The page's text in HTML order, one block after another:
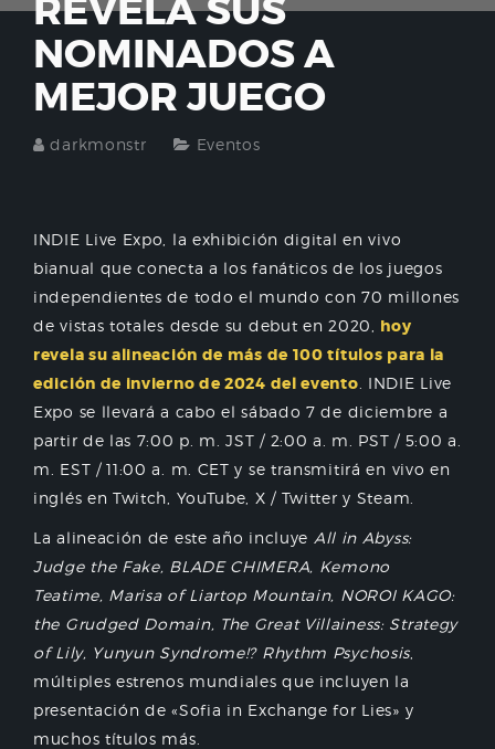
REVELA SUS
NOMINADOS A
MEJOR JUEGO
darkmonstr Eventos
INDIE Live Expo, la exhibición digital en vivo
bianual que conecta a los fanáticos de los juegos
independientes de todo el mundo con 70 millones
de vistas totales desde su debut en 2020, hoy
revela su alineación de más de 100 títulos para la
edición de invierno de 2024 del evento . INDIE Live
Expo se llevará a cabo el sábado 7 de diciembre a
partir de las 7:00 p. m. JST / 2:00 a. m. PST / 5:00 a.
m. EST / 11:00 a. m. CET y se transmitirá en vivo en
inglés en Twitch, YouTube, X / Twitter y Steam.
La alineación de este año incluye All in Abyss:
Judge the Fake, BLADE CHIMERA, Kemono
Teatime, Marisa of Liartop Mountain, NOROI KAGO:
the Grudged Domain, The Great Villainess: Strategy
of Lily, Yunyun Syndrome!? Rhythm Psychosis
múltiples estrenos mundiales que incluyen la
presentación de «Sofia in Exchange for Lies» y
muchos títulos más.